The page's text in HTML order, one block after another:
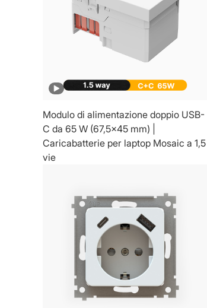
Modulo di alimentazione doppio USB-
C da 65 W (67,5x45 mm) |
Caricabatterie per laptop Mosaic a 1,5
vie